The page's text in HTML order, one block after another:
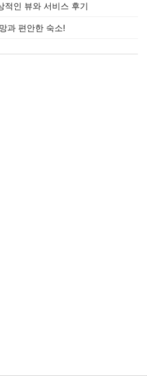
적인 뷰와 서비스 후기
과 편안한 숙소!